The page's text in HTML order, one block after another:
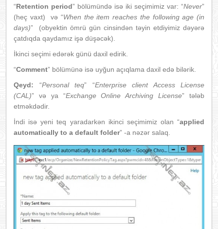
“Retention period” bölümündə isə iki seçimimiz var: “Never”
(heç vaxt) və “When the item reaches the following age (in
days)” (obyektin ömrü gün cinsindən təyin etdiyimiz dəyərə
çatdıqda qaydamız işə düşəcək).
İkinci seçimi edərək günü daxil edirik.
“Comment” bölümünə isə uyğun açıqlama daxil edə bilərik.
Qeyd: “Personal teq” “Enterprise client Access License
(CAL)” və ya “Exchange Online Archiving License” tələb
etməkdədir.
İndi isə yeni teq yaradarkən ikinci seçimimiz olan “applied
automatically to a default folder” -a nəzər salaq.